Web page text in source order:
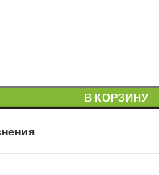
В КОРЗИНУ